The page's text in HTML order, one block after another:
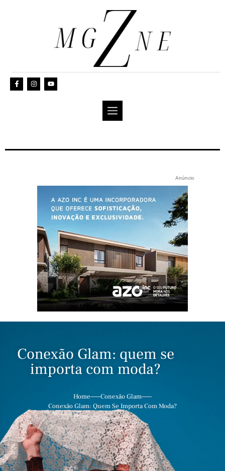
Anúncio
Conexão Glam: quem se
importa com moda?
Home
Conexão Glam
Conexão Glam: Quem Se Importa Com Moda?